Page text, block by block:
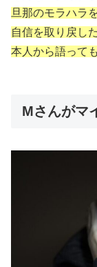
旦那のモラハラ
自信を取り戻し
本人から語って
Mさんがマ